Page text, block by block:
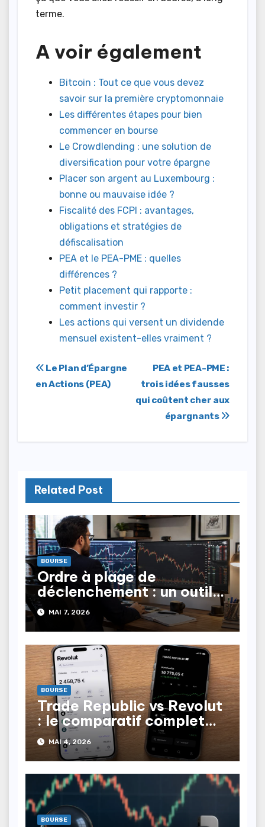
terme.
A voir également
Bitcoin : Tout ce que vous devez
savoir sur la première cryptomonnaie
Les différentes étapes pour bien
commencer en bourse
Le Crowdlending : une solution de
diversification pour votre épargne
Placer son argent au Luxembourg :
bonne ou mauvaise idée ?
Fiscalité des FCPI : avantages,
obligations et stratégies de
défiscalisation
PEA et le PEA-PME : quelles
différences ?
Petit placement qui rapporte :
comment investir ?
Les actions qui versent un dividende
mensuel existent-elles vraiment ?
Navigation
de
PEA et PEA-PME :
trois idées fausses
qui coûtent cher aux
épargnants
Le Plan d’Épargne
en Actions (PEA)
Related Post
BOURSE
Ordre à plage de
déclenchement : un outil
stratégique de trading
MAI 7, 2026
BOURSE
Trade Republic vs Revolut
: le comparatif complet
2026
MAI 4, 2026
BOURSE